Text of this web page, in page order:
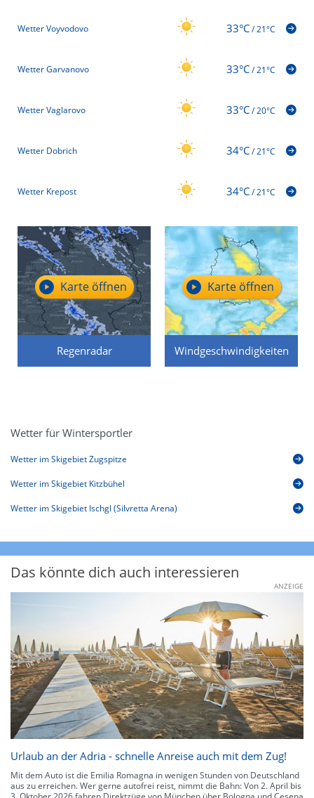
Wetter Voyvodovo 33°C/21°C
Wetter Garvanovo 33°C/21°C
Wetter Vaglarovo 33°C/20°C
Wetter Dobrich 34°C/21°C
Wetter Krepost 34°C/21°C
Regenradar
Karte öffnen
Windgeschwindigkeiten
Karte öffnen
Wetter für Wintersportler
Wetter im Skigebiet Zugspitze
Wetter im Skigebiet Kitzbühel
Wetter im Skigebiet Ischgl (Silvretta Arena)
Das könnte dich auch interessieren
ANZEIGE
Urlaub an der Adria - schnelle Anreise auch mit dem Zug!
Mit dem Auto ist die Emilia Romagna in wenigen Stunden von Deutschland
aus zu erreichen. Wer gerne autofrei reist, nimmt die Bahn: Von 2. April bis